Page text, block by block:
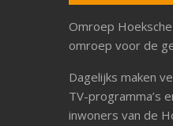
Omroep
omroep voor de
Dagelijks maken
TV-programma’s
inwoners van de